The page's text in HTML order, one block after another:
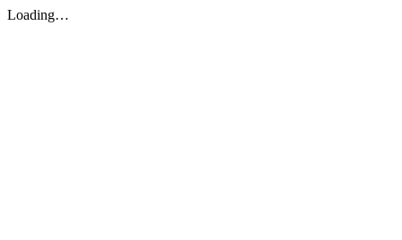
Loading…